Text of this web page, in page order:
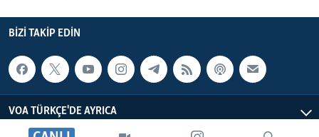
BIZI TAKIP EDIN
VOA TÜRKÇE'DE AYRICA